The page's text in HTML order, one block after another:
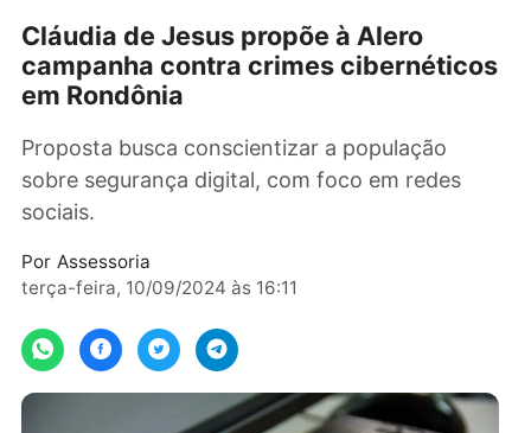
Cláudia de Jesus propõe à Alero
campanha contra crimes
Proposta busca conscientizar a população
sobre segurança digital, com foco em redes
sociais.
terça-feira, 10/09/2024 às 16:11